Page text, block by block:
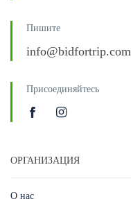
Пишите
info@bidfortrip.com
Присоединяйтесь
ОРГАНИЗАЦИЯ
О нас